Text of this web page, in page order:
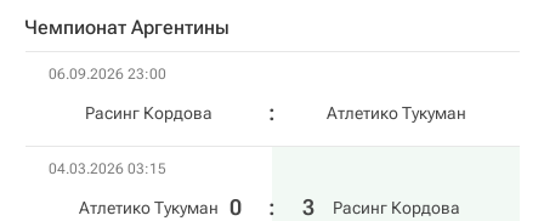
Чемпионат Аргентины
06.09.2026 23:00
Расинг Кордова Атлетико Тукуман
04.03.2026 03:15
Атлетико Тукуман 0 : 3 Расинг Кордова